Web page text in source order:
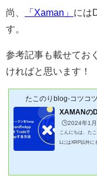
尚、 「Xaman」 には
す。
参考記事も載せてお
ければと思います！
たこのりblog-コツコ
XAMANの
🕒️2024年1月
こんにちは、た
LにはXRP以外